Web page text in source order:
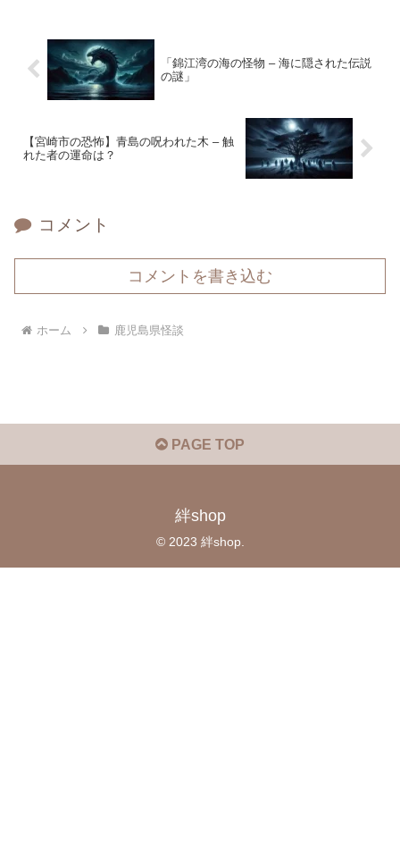
「錦江湾の海の怪物 – 海に隠された伝説
の謎」
【宮崎市の恐怖】青島の呪われた木 – 触
れた者の運命は？
コメント
コメントを書き込む
ホーム 鹿児島県怪談
PAGE TOP
絆shop
© 2023 絆shop.